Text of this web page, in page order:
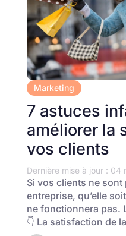
Marketing
7 astuces
améliorer la
vos clients
Dernière mise à jour : 04
Si vos clients ne
entreprise, qu’elle
ne fonctionnera pas.
👇 La satisfaction de